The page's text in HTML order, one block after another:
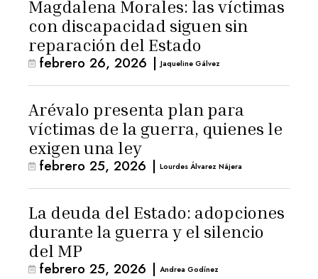
Magdalena Morales: las víctimas
con discapacidad siguen sin
reparación del Estado
febrero 26, 2026 | Jaqueline Gálvez
Arévalo presenta plan para
víctimas de la guerra, quienes le
exigen una ley
febrero 25, 2026 | Lourdes Álvarez Nájera
La deuda del Estado: adopciones
durante la guerra y el silencio
del MP
febrero 25, 2026 | Andrea Godínez